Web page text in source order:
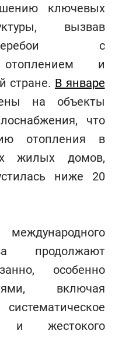
ключевых
вызвав
с
отоплением и
стране. В январе
на объекты
что
отопления в
жилых домов,
ниже 20
продолжают
особенно
включая
и жестокого